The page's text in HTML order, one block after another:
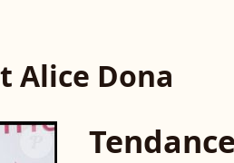
Alice Dona